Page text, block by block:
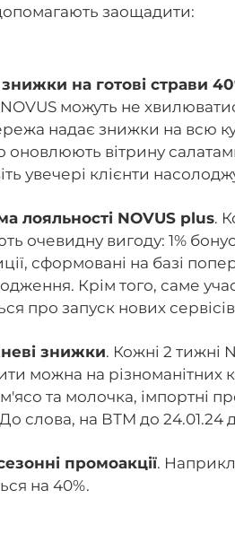
заощадити:
знижки на готові страви
можуть не
надає знижки на всю
оновлюють вітрину
увечері клієнти
лояльності NOVUS plus.
очевидну вигоду: 1%
сформовані на базі
Крім того, саме
про запуск нових
знижки. Кожні 2 тижні
можна на різноманітних
та молочка, імпортні
До слова, на ВТМ до 24.01.24
промоакції.
на 40%.